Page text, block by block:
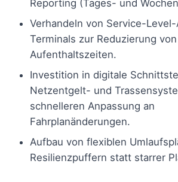
Reporting (Tages- und
Verhandeln von Service-
Terminals zur Reduzierung von
Aufenthaltszeiten.
Investition in digitale
Netzentgelt- und
schnelleren Anpassung an
Fahrplanänderungen.
Aufbau von flexiblen
Resilienzpuffern statt starrer